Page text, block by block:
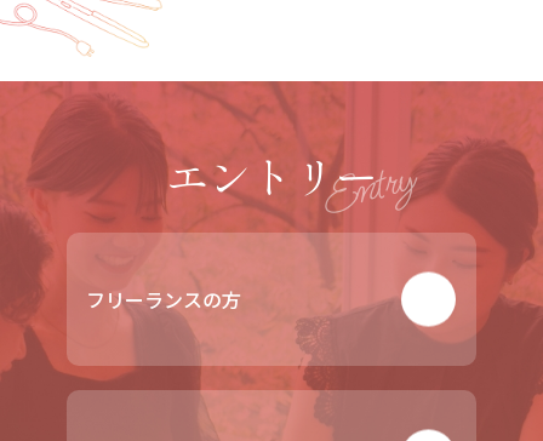
Entry
エントリー
フリーランスの方